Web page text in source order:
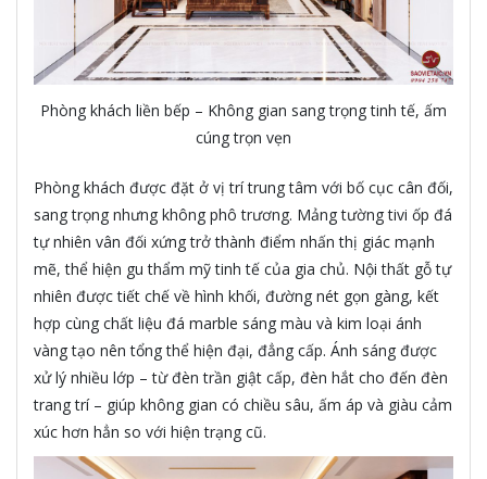
Phòng khách liền bếp – Không gian sang trọng tinh tế, ấm
cúng trọn vẹn
Phòng khách được đặt ở vị trí trung tâm với bố cục cân đối,
sang trọng nhưng không phô trương. Mảng tường tivi ốp đá
tự nhiên vân đối xứng trở thành điểm nhấn thị giác mạnh
mẽ, thể hiện gu thẩm mỹ tinh tế của gia chủ. Nội thất gỗ tự
nhiên được tiết chế về hình khối, đường nét gọn gàng, kết
hợp cùng chất liệu đá marble sáng màu và kim loại ánh
vàng tạo nên tổng thể hiện đại, đẳng cấp. Ánh sáng được
xử lý nhiều lớp – từ đèn trần giật cấp, đèn hắt cho đến đèn
trang trí – giúp không gian có chiều sâu, ấm áp và giàu cảm
xúc hơn hẳn so với hiện trạng cũ.